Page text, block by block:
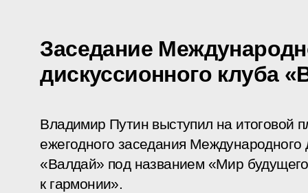
Заседание
дискуссионного клуба
Владимир Путин выступил на итоговой
ежегодного заседания Международного
«Валдай» под названием «Мир
к гармонии».